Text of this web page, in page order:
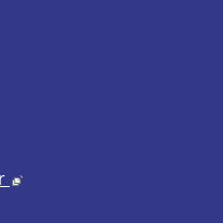
webbplats, öppnas i
Länk till annan